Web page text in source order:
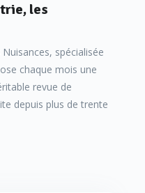
les
spécialisée
chaque mois une
revue de
depuis plus de trente